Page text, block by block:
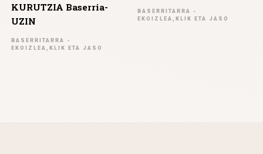
KURUTZIA Baserria-
UZIN
BASERRITARRA -
EKOIZLEA,KLIK ETA JASO
BASERRITARRA -
EKOIZLEA,KLIK ETA JASO